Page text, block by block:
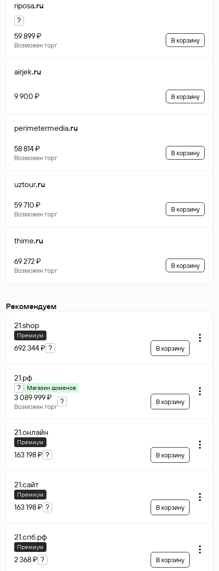
riposa.ru
?
59 899 ₽
Возможен торг
В корзину
airjek.ru
9 900 ₽ В корзину
perimetermedia.ru
58 814 ₽
Возможен торг
В корзину
uztour.ru
59 710 ₽
Возможен торг
В корзину
thime.ru
69 272 ₽
Возможен торг
В корзину
Рекомендуем
21.shop
Премиум
692 344 ₽ ? В корзину
21.рф
? Магазин доменов
3 089 999 ₽
Возможен торг
? В корзину
21.онлайн
Премиум
163 198 ₽ ? В корзину
21.сайт
Премиум
163 198 ₽ ? В корзину
21.спб.рф
Премиум
2 368 ₽ ? В корзину